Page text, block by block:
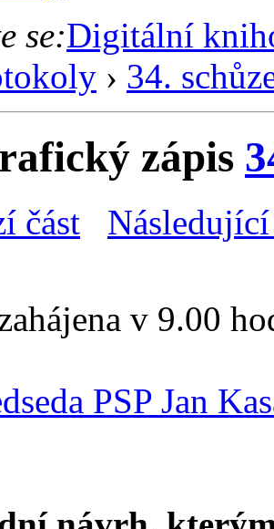
se:Digitální
› 34.
zápis
část Následující
v 9.00
PSP Jan